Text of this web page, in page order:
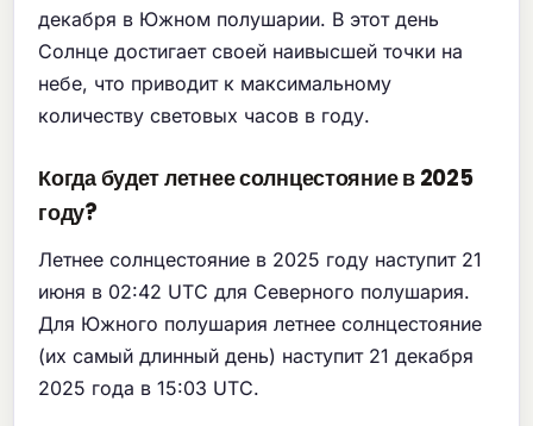
декабря в Южном полушарии. В этот день
Солнце достигает своей наивысшей точки на
небе, что приводит к максимальному
количеству световых часов в году.
Когда будет летнее солнцестояние в 2025
году?
Летнее солнцестояние в 2025 году наступит 21
июня в 02:42 UTC для Северного полушария.
Для Южного полушария летнее солнцестояние
(их самый длинный день) наступит 21 декабря
2025 года в 15:03 UTC.